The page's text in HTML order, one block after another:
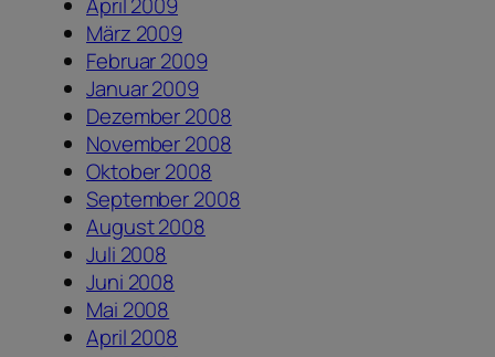
März 2009
Februar 2009
Januar 2009
Dezember 2008
November 2008
Oktober 2008
September 2008
August 2008
Juli 2008
Juni 2008
Mai 2008
April 2008